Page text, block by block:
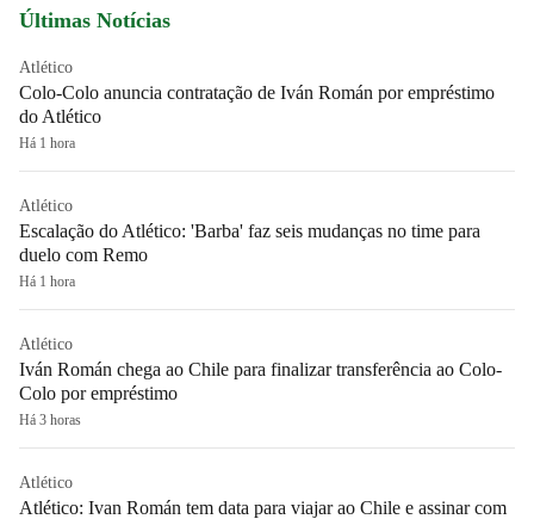
Últimas Notícias
Atlético
Colo-Colo anuncia contratação de Iván Román por empréstimo
do Atlético
Há 1 hora
Atlético
Escalação do Atlético: 'Barba' faz seis mudanças no time para
duelo com Remo
Há 1 hora
Atlético
Iván Román chega ao Chile para finalizar transferência ao Colo-
Colo por empréstimo
Há 3 horas
Atlético
Atlético: Ivan Román tem data para viajar ao Chile e assinar com